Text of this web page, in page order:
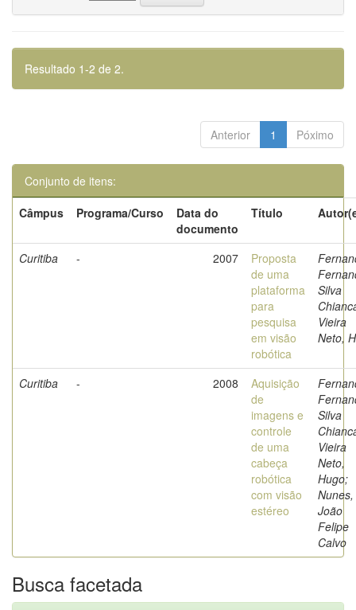
Resultado 1-2 de 2.
Anterior 1 Póximo
Conjunto de itens:
Câmpus
Programa/Curso
Data do
documento
Título
Curitiba - 2007
Proposta
de uma
plataforma
para
pesquisa
em visão
robótica
Silva
Vieira
Neto,
Curitiba - 2008
Aquisição
de
imagens e
controle
de uma
cabeça
robótica
com visão
estéreo
Silva
Vieira
Neto,
Hugo;
Nunes,
João
Felipe
Calvo
Busca facetada